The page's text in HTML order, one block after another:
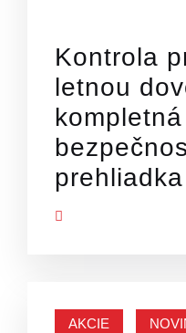
Kontrola
letnou
kompletná
AKCIE